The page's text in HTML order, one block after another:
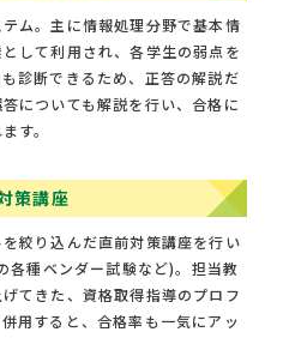
ム。主に情報処理分野で基本情
して利用され、各学生の弱点を
診断できるため、正答の解説だ
についても解説を行い、合格に
す。
策講座
絞り込んだ直前対策講座を行い
各種ベンダー試験など)。担当教
てきた、資格取得指導のプロフ
用すると、合格率も一気にアッ